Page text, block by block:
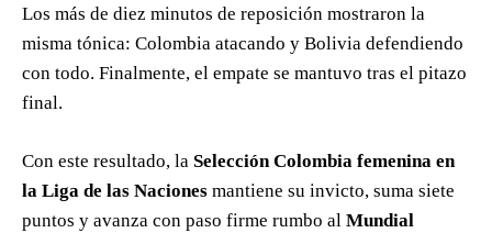
Los más de diez minutos de reposición mostraron la
misma tónica: Colombia atacando y Bolivia defendiendo
con todo. Finalmente, el empate se mantuvo tras el pitazo
final.
Con este resultado, la Selección Colombia femenina en
la Liga de las Naciones mantiene su invicto, suma siete
puntos y avanza con paso firme rumbo al Mundial